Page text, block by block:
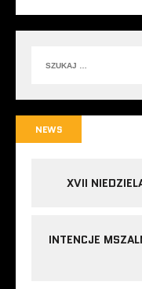
NEWS
XVII
INTENCJE